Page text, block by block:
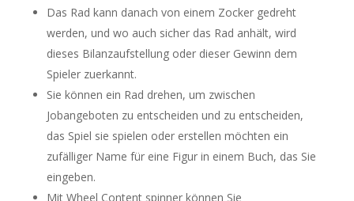
Das Rad kann danach von einem Zocker gedreht
werden, und wo auch sicher das Rad anhält, wird
dieses Bilanzaufstellung oder dieser Gewinn dem
Spieler zuerkannt.
Sie können ein Rad drehen, um zwischen
Jobangeboten zu entscheiden und zu entscheiden,
das Spiel sie spielen oder erstellen möchten ein
zufälliger Name für eine Figur in einem Buch, das Sie
eingeben.
Mit Wheel Content spinner können Sie